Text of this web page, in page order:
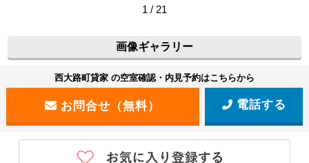
1 / 21
画像ギャラリー
西大路町貸家 の空室確認・内見予約はこちらから
電話する